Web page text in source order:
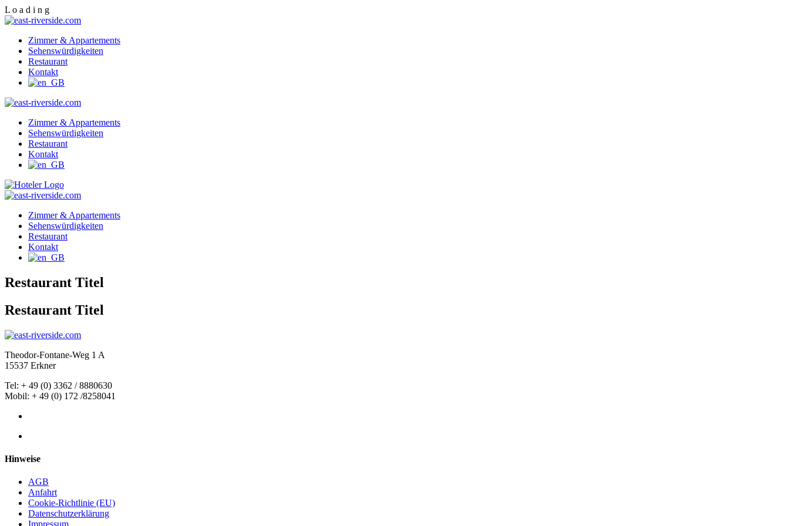
L o a d i n g
Zimmer & Appartements
Sehenswürdigkeiten
Restaurant
Kontakt
Zimmer & Appartements
Sehenswürdigkeiten
Restaurant
Kontakt
Zimmer & Appartements
Sehenswürdigkeiten
Restaurant
Kontakt
Restaurant Titel
Restaurant Titel
Theodor-Fontane-Weg 1 A
15537 Erkner
Tel: + 49 (0) 3362 / 8880630
Mobil: + 49 (0) 172 /8258041
Hinweise
AGB
Anfahrt
Cookie-Richtlinie (EU)
Datenschutzerklärung